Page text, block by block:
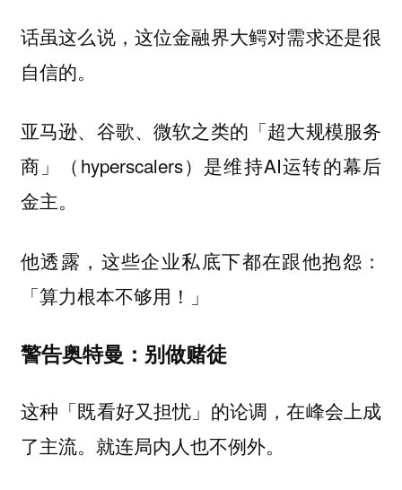
话虽这么说，这位金融界大鳄对需求还是很
自信的。
亚马逊、谷歌、微软之类的「超大规模服务
商」（hyperscalers）是维持AI运转的幕后
金主。
他透露，这些企业私底下都在跟他抱怨：
「算力根本不够用！ 」
警告奥特曼：别做赌徒
这种「既看好又担忧」的论调，在峰会上成
了主流。就连局内人也不例外。